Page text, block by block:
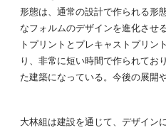
形態は、通常の設計で作られる形
なフォルムのデザインを進化させ
トプリントとプレキャストプリン
り、非常に短い時間で作られてお
た建築になっている。今後の展開
大林組は建設を通じて、デザイン